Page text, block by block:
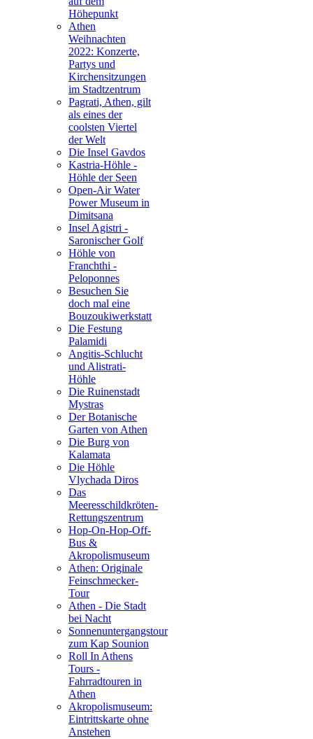
Höhepunkt
Athen
Weihnachten
2022: Konzerte,
Partys und
Kirchensitzungen
im Stadtzentrum
Pagrati, Athen, gilt
als eines der
coolsten Viertel
der Welt
Die Insel Gavdos
Kastria-Höhle -
Höhle der Seen
Open-Air Water
Power Museum in
Dimitsana
Insel Agistri -
Saronischer Golf
Höhle von
Franchthi -
Peloponnes
Besuchen Sie
doch mal eine
Bouzoukiwerkstatt
Die Festung
Palamidi
Angitis-Schlucht
und Alistrati-
Höhle
Die Ruinenstadt
Mystras
Der Botanische
Garten von Athen
Die Burg von
Kalamata
Die Höhle
Vlychada Diros
Das
Meeresschildkröten-
Rettungszentrum
Hop-On-Hop-Off-
Bus &
Akropolismuseum
Athen: Originale
Feinschmecker-
Tour
Athen - Die Stadt
bei Nacht
Sonnenuntergangstour
zum Kap Sounion
Roll In Athens
Tours -
Fahrradtouren in
Athen
Akropolismuseum:
Eintrittskarte ohne
Anstehen